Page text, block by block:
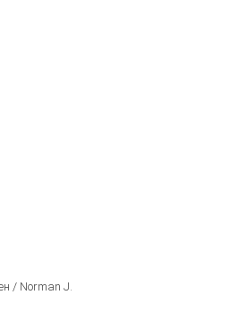
/ Norman J.